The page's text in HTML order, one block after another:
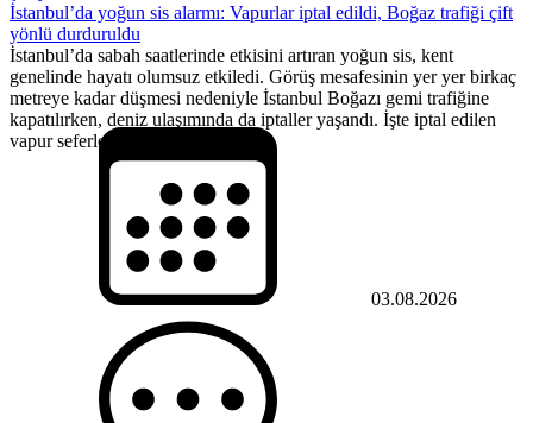
İstanbul’da yoğun sis alarmı: Vapurlar iptal edildi, Boğaz trafiği çift
yönlü durduruldu
İstanbul’da sabah saatlerinde etkisini artıran yoğun sis, kent
genelinde hayatı olumsuz etkiledi. Görüş mesafesinin yer yer birkaç
metreye kadar düşmesi nedeniyle İstanbul Boğazı gemi trafiğine
kapatılırken, deniz ulaşımında da iptaller yaşandı. İşte iptal edilen
vapur seferleri...
03.08.2026